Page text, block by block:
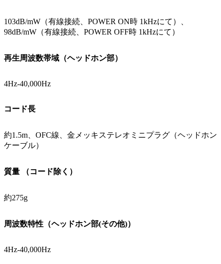
103dB/mW（有線接続、POWER ON時 1kHzにて）、
98dB/mW（有線接続、POWER OFF時 1kHzにて）
再生周波数帯域（ヘッドホン部）
4Hz-40,000Hz
コード長
約1.5m、OFC線、金メッキステレオミニプラグ（ヘッドホン
ケーブル）
質量 （コード除く）
約275g
周波数特性（ヘッドホン部(その他)）
4Hz-40,000Hz